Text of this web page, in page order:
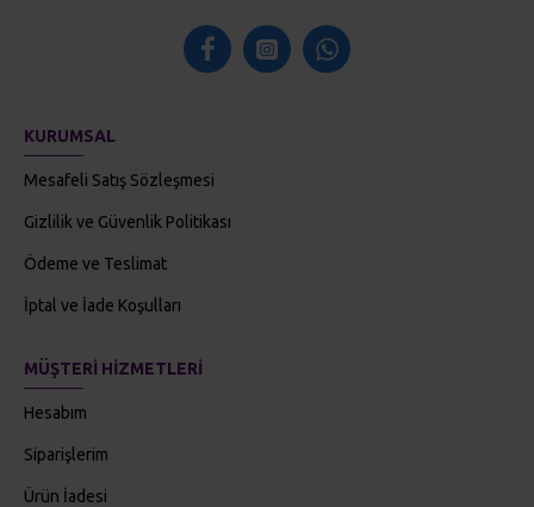
KURUMSAL
Mesafeli Satış Sözleşmesi
Gizlilik ve Güvenlik Politikası
Ödeme ve Teslimat
İptal ve İade Koşulları
MÜŞTERI HIZMETLERI
Hesabım
Siparişlerim
Ürün İadesi